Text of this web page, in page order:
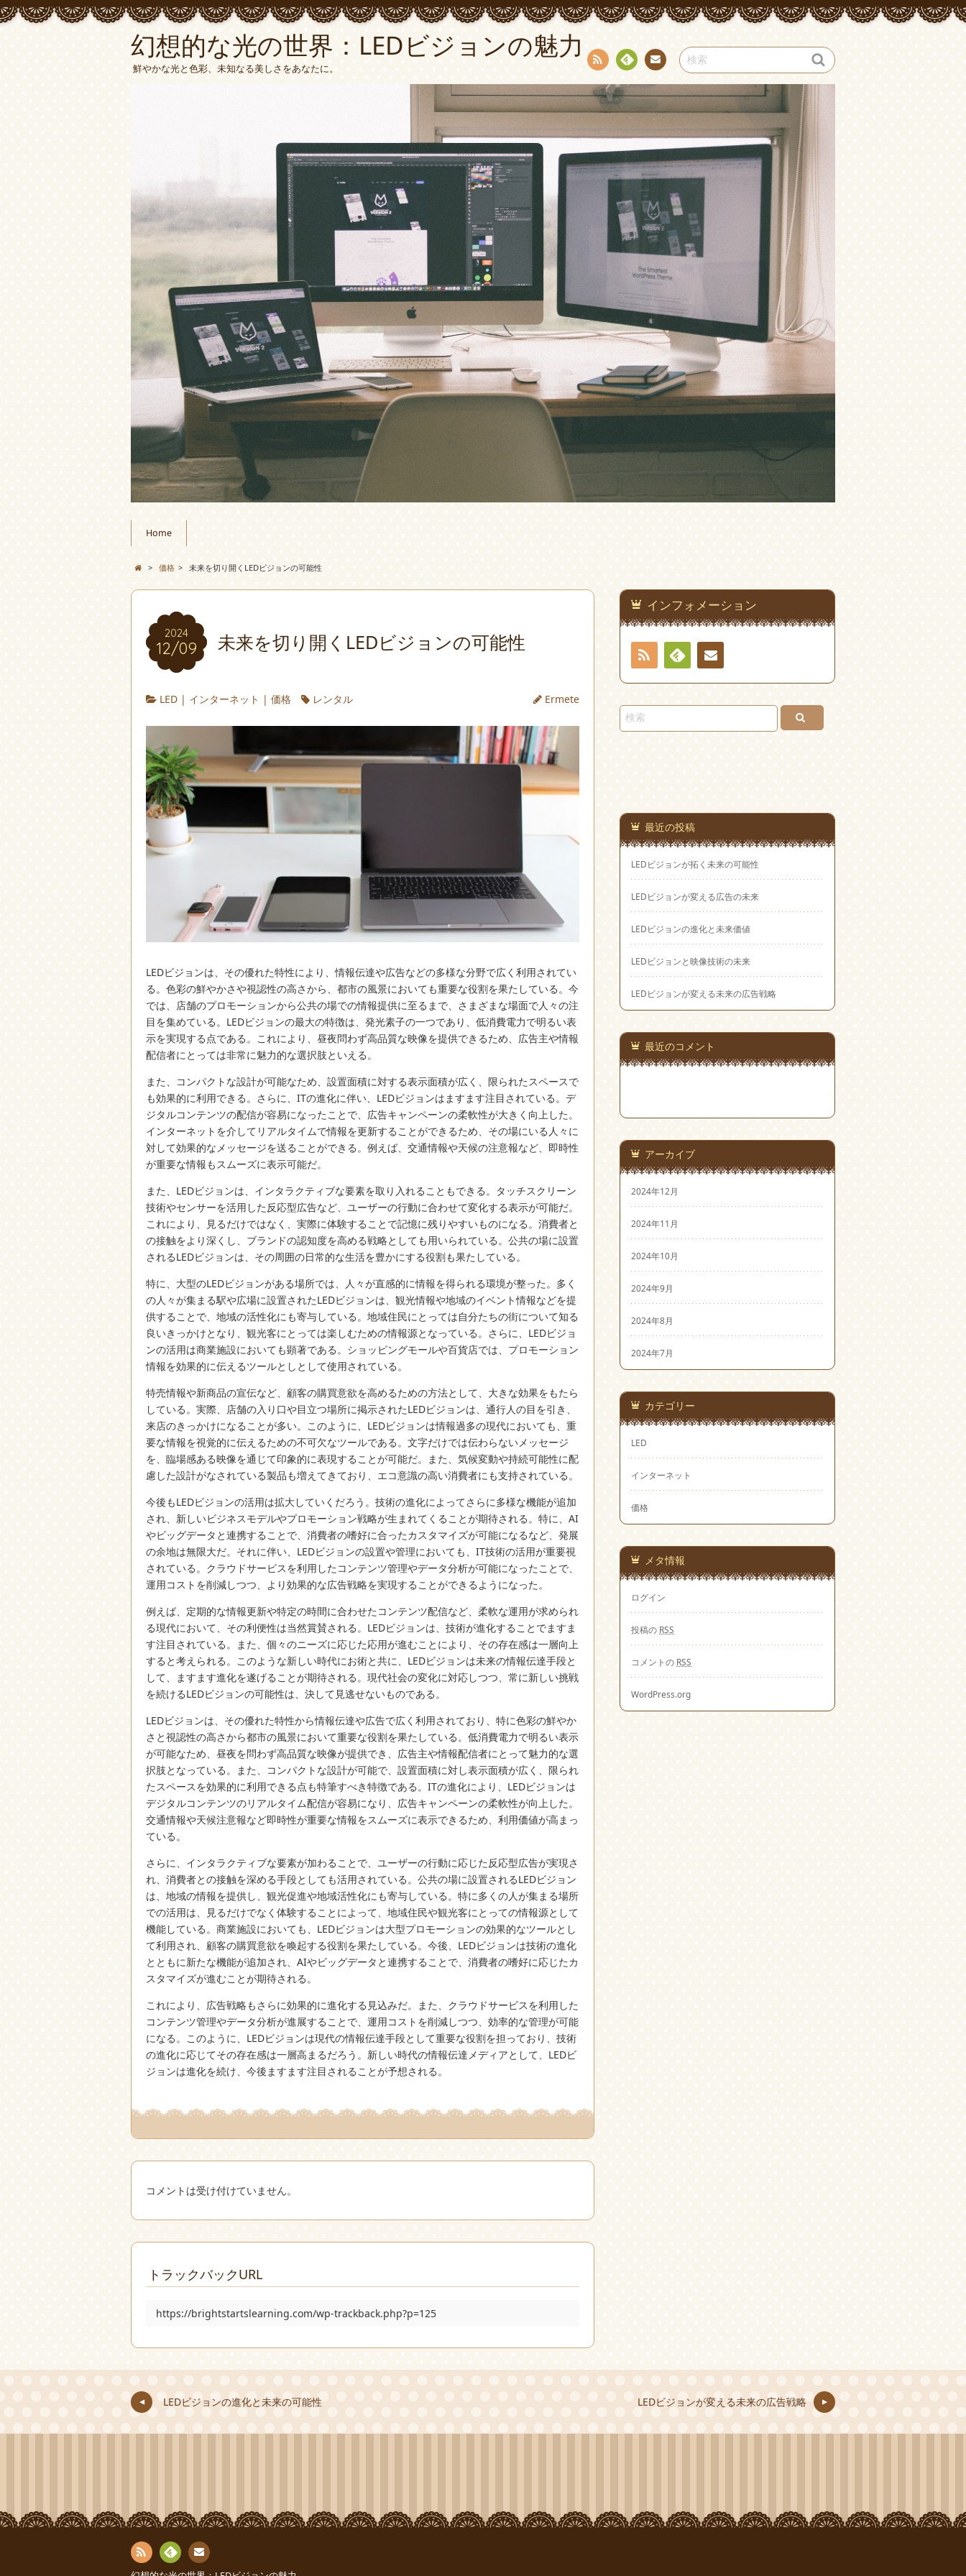
幻想的な光の世界：LEDビジョンの魅力
鮮やかな光と色彩、未知なる美しさをあなたに。
RSS Fee
dly
い合
わせ
Home
> 価格 > 未来を切り開くLEDビジョンの可能性
2024
12/09 未来を切り開くLEDビジョンの可能性
LED | インターネット |価格 レンタル Ermete
LEDビジョンは、その優れた特性により、情報伝達や広告などの多様な分野で広く利用されてい
る。 色彩の鮮やかさや視認性の高さから、都市の風景においても重要な役割を果たしている。今
では、店舗のプロモーションから公共の場での情報提供に至るまで、さまざまな場面で人々の注
目を集めている。LEDビジョンの最大の特徴は、発光素子の一つであり、低消費電力で明るい表
示を実現する点である。これにより、昼夜問わず高品質な映像を提供できるため、広告主や情報
配信者にとっては非常に魅力的な選択肢といえる。
また、コンパクトな設計が可能なため、設置面積に対する表示面積が広く、限られたスペースで
も効果的に利用できる。さらに、ITの進化に伴い、LEDビジョンはますます注目されている。デ
ジタルコンテンツの配信が容易になったことで、広告キャンペーンの柔軟性が大きく向上した。
インターネットを介してリアルタイムで情報を更新することができるため、その場にいる人々に
対して効果的なメッセージを送ることができる。例えば、交通情報や天候の注意報など、即時性
が重要な情報もスムーズに表示可能だ。
また、LEDビジョンは、インタラクティブな要素を取り入れることもできる。タッチスクリーン
技術やセンサーを活用した反応型広告など、ユーザーの行動に合わせて変化する表示が可能だ。
これにより、見るだけではなく、実際に体験することで記憶に残りやすいものになる。消費者と
の接触をより深くし、ブランドの認知度を高める戦略としても用いられている。公共の場に設置
されるLEDビジョンは、その周囲の日常的な生活を豊かにする役割も果たしている。
特に、大型のLEDビジョンがある場所では、人々が直感的に情報を得られる環境が整った。多く
の人々が集まる駅や広場に設置されたLEDビジョンは、観光情報や地域のイベント情報などを提
供することで、地域の活性化にも寄与している。地域住民にとっては自分たちの街について知る
良いきっかけとなり、観光客にとっては楽しむための情報源となっている。さらに、LEDビジョ
ンの活用は商業施設においても顕著である。ショッピングモールや百貨店では、プロモーション
情報を効果的に伝えるツールとしとして使用されている。
特売情報や新商品の宣伝など、顧客の購買意欲を高めるための方法として、大きな効果をもたら
している。実際、店舗の入り口や目立つ場所に掲示されたLEDビジョンは、通行人の目を引き、
来店のきっかけになることが多い。このように、LEDビジョンは情報過多の現代においても、重
要な情報を視覚的に伝えるための不可欠なツールである。文字だけでは伝わらないメッセージ
を、臨場感ある映像を通じて印象的に表現することが可能だ。また、気候変動や持続可能性に配
慮した設計がなされている製品も増えてきており、エコ意識の高い消費者にも支持されている。
今後もLEDビジョンの活用は拡大していくだろう。技術の進化によってさらに多様な機能が追加
され、新しいビジネスモデルやプロモーション戦略が生まれてくることが期待される。特に、AI
やビッグデータと連携することで、消費者の嗜好に合ったカスタマイズが可能になるなど、発展
の余地は無限大だ。それに伴い、LEDビジョンの設置や管理においても、IT技術の活用が重要視
されている。クラウドサービスを利用したコンテンツ管理やデータ分析が可能になったことで、
運用コストを削減しつつ、より効果的な広告戦略を実現することができるようになった。
例えば、定期的な情報更新や特定の時間に合わせたコンテンツ配信など、柔軟な運用が求められ
る現代において、その利便性は当然賞賛される。LEDビジョンは、技術が進化することでますま
す注目されている。また、個々のニーズに応じた応用が進むことにより、その存在感は一層向上
すると考えられる。このような新しい時代にお術と共に、LEDビジョンは未来の情報伝達手段と
して、ますます進化を遂げることが期待される。現代社会の変化に対応しつつ、常に新しい挑戦
を続けるLEDビジョンの可能性は、決して見逃せないものである。
LEDビジョンは、その優れた特性から情報伝達や広告で広く利用されており、特に色彩の鮮やか
さと視認性の高さから都市の風景において重要な役割を果たしている。低消費電力で明るい表示
が可能なため、昼夜を問わず高品質な映像が提供でき、広告主や情報配信者にとって魅力的な選
択肢となっている。また、コンパクトな設計が可能で、設置面積に対し表示面積が広く、限られ
たスペースを効果的に利用できる点も特筆すべき特徴である。ITの進化により、LEDビジョンは
デジタルコンテンツのリアルタイム配信が容易になり、広告キャンペーンの柔軟性が向上した。
交通情報や天候注意報など即時性が重要な情報をスムーズに表示できるため、利用価値が高まっ
ている。
さらに、インタラクティブな要素が加わることで、ユーザーの行動に応じた反応型広告が実現さ
れ、消費者との接触を深める手段としても活用されている。公共の場に設置されるLEDビジョン
は、地域の情報を提供し、観光促進や地域活性化にも寄与している。特に多くの人が集まる場所
での活用は、見るだけでなく体験することによって、地域住民や観光客にとっての情報源として
機能している。商業施設においても、LEDビジョンは大型プロモーションの効果的なツールとし
て利用され、顧客の購買意欲を喚起する役割を果たしている。今後、LEDビジョンは技術の進化
とともに新たな機能が追加され、AIやビッグデータと連携することで、消費者の嗜好に応じたカ
スタマイズが進むことが期待される。
これにより、広告戦略もさらに効果的に進化する見込みだ。また、クラウドサービスを利用した
コンテンツ管理やデータ分析が進展することで、運用コストを削減しつつ、効率的な管理が可能
になる。このように、LEDビジョンは現代の情報伝達手段として重要な役割を担っており、技術
の進化に応じてその存在感は一層高まるだろう。新しい時代の情報伝達メディアとして、LEDビ
ジョンは進化を続け、今後ますます注目されることが予想される。
コメントは受け付けていません。
トラックバックURL
https://brightstartslearning.com/wp-trackback.php?p=125
インフォメーション
RSS
Feedlyお問
い合
わせ
最近の投稿
LEDビジョンが拓く未来の可能性
LEDビジョンが変える広告の未来
LEDビジョンの進化と未来価値
LEDビジョンと映像技術の未来
LEDビジョンが変える未来の広告戦略
最近のコメント
アーカイブ
2024年12月
2024年11月
2024年10月
2024年9月
2024年8月
2024年7月
カテゴリー
LED
インターネット
価格
メタ情報
ログイン
投稿の RSS
コメントの RSS
WordPress.org
LEDビジョンの進化と未来の可能性 LEDビジョンが変える未来の広告戦略
お問